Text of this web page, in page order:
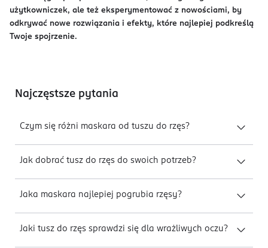
użytkowniczek, ale też eksperymentować z nowościami, by
odkrywać nowe rozwiązania i efekty, które najlepiej podkreślą
Twoje spojrzenie.
Najczęstsze pytania
Czym się różni maskara od tuszu do rzęs?
Jak dobrać tusz do rzęs do swoich potrzeb?
Jaka maskara najlepiej pogrubia rzęsy?
Jaki tusz do rzęs sprawdzi się dla wrażliwych oczu?